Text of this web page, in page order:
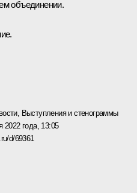
объединении.
, Выступления и стенограммы
2022 года, 13:05
d/69361